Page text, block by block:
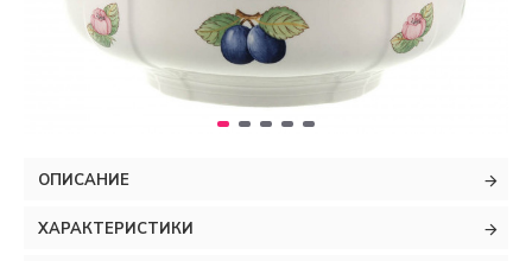
ОПИСАНИЕ
ХАРАКТЕРИСТИКИ